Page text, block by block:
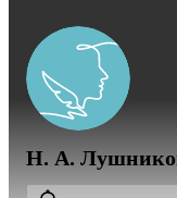
Н. А.